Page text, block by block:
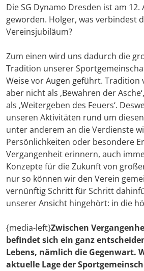
Die SG Dynamo Dresden ist am 12.
geworden. Holger, was verbindest
Vereinsjubiläum?
Zum einen wird uns dadurch die
Tradition unserer
Weise vor Augen geführt. Tradition
aber nicht als ‚Bewahren der
als ‚Weitergeben des Feuers‘.
unseren Aktivitäten rund um
unter anderem an die Verdienste
Persönlichkeiten oder besondere
Vergangenheit erinnern, auch
Konzepte für die Zukunft von
nur so können wir den Verein
vernünftig Schritt für Schritt
unserer Ansicht hingehört: in die
{media-left}Zwischen
befindet sich ein ganz
Lebens, nämlich die Gegenwart.
aktuelle Lage der